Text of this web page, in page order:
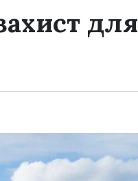
для